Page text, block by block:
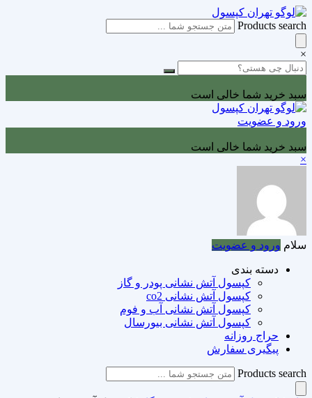
Products search
×
سبد خرید شما خالی است
ورود و عضویت
سبد خرید شما خالی است
×
سلام ورود و عضویت
دسته بندی
کپسول آتش نشانی پودر و گاز
کپسول آتش نشانی co2
کپسول آتش نشانی آب و فوم
کپسول آتش نشانی بیورسال
حراج روزانه
پیگیری سفارش
Products search